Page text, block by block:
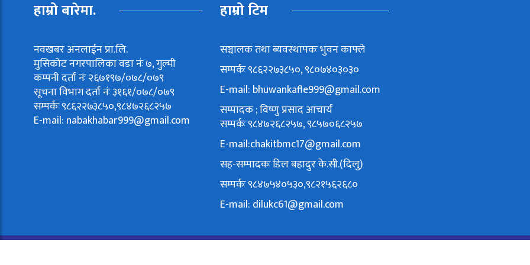
हाम्रो बारेमा.
नवखबर अनलाईन प्रा.लि.
मुसिकोट नगरपालिका वडा नंः ७, गुल्मी
कम्पनी दर्ता नंः २६७१९७/०७८/०७९
सूचना विभाग दर्ता नंः ३१६१/०७८/०७९
सम्पर्कः ९८६२२७३८५०,९८४७२६८२५७
E-mail: nabakhabar999@gmail.com
हाम्रो टिम
सञ्चालक तथा ब्यवस्थापकः भुवन काफ्ले
सम्पर्कः ९८६२२७३८५०, ९८०७४०३०३०
E-mail: bhuwankafle999@gmail.com
सम्पादक ; विष्णु प्रसाद आचार्य
सम्पर्कः ९८४७२६८२५७, ९८५७०६८२५७
E-mail:chakitbmc17@gmail.com
सह-सम्पादकः डिल बहादुर के.सी.(दिलु)
सम्पर्कः ९८४७५४०५३०,९८२१५६२६८०
E-mail: dilukc61@gmail.com